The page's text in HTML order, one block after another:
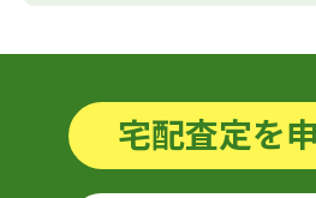
宅配査定を